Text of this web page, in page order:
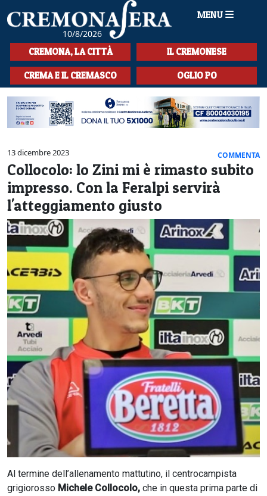
10/8/2026
MENU
HOME
CRONACA
SPORT
LA MUSICA
CULTURA
LA STORIA
SPETTACOLI
L'EDITORIALE
SEZIONI
CERCA
CREMONA, LA CITTÀ IL CREMONESE
CREMA E IL CREMASCO OGLIO PO
13 dicembre 2023 COMMENTA
Collocolo: lo Zini mi è rimasto subito
impresso. Con la Feralpi servirà
l'atteggiamento giusto
Al termine dell’allenamento mattutino, il centrocampista
grigiorosso Michele Collocolo, che in questa prima parte di